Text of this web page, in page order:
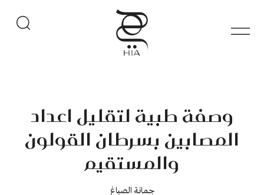
وصفة طبية لتقليل اعداد
المصابين بسرطان القولون
والمستقيم
جمانة الصباغ